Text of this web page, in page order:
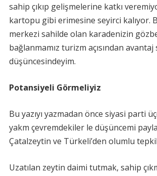
sahip çıkıp gelişmelerine katkı
kartopu gibi erimesine seyirci kalıyor.
merkezi sahilde olan karadenizin
bağlanmamız turizm açısından avantaj
düşüncesindeyim.
Potansiyeli Görmeliyiz
Bu yazıyı yazmadan önce siyasi parti
yakm çevremdekiler le düşüncemi
Çatalzeytin ve Türkeli’den olumlu
Uzatılan zeytin daimi tutmak, sahip